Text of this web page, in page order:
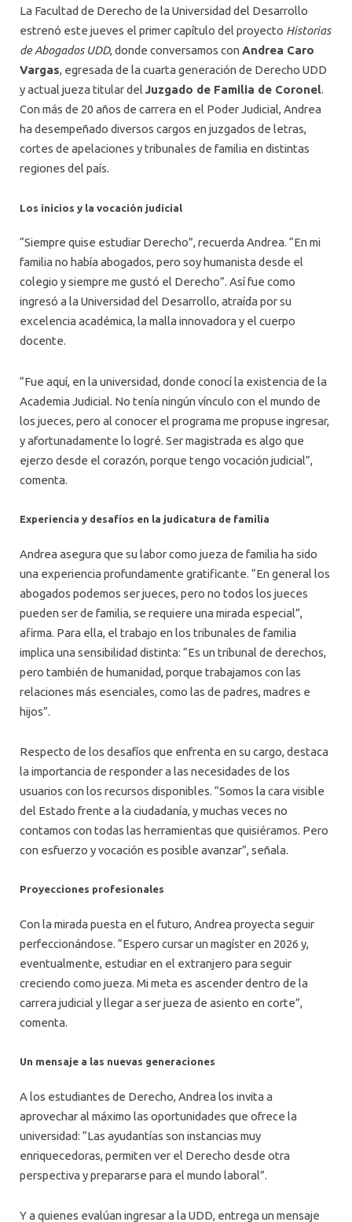
La Facultad de Derecho de la Universidad del Desarrollo
estrenó este jueves el primer capítulo del proyecto Historias
de Abogados UDD, donde conversamos con Andrea Caro
Vargas, egresada de la cuarta generación de Derecho UDD
y actual jueza titular delJuzgado de Familia de Coronel.
Con más de 20 años de carrera en el Poder Judicial, Andrea
ha desempeñado diversos cargos en juzgados de letras,
cortes de apelaciones y tribunales de familia en distintas
regiones del país.
Los inicios y la vocación judicial
“Siempre quise estudiar Derecho”, recuerda Andrea. “En mi
familia no había abogados, pero soy humanista desde el
colegio y siempre me gustó el Derecho”. Así fue como
ingresó a la Universidad del Desarrollo, atraída por su
excelencia académica, la malla innovadora y el cuerpo
docente.
“Fue aquí, en la universidad, donde conocí la existencia de la
Academia Judicial. No tenía ningún vínculo con el mundo de
los jueces, pero al conocer el programa me propuse ingresar,
y afortunadamente lo logré. Ser magistrada es algo que
ejerzo desde el corazón, porque tengo vocación judicial”,
comenta.
Experiencia y desafíos en la judicatura de familia
Andrea asegura que su labor como jueza de familia ha sido
una experiencia profundamente gratificante. “En general los
abogados podemos ser jueces, pero no todos los jueces
pueden ser de familia, se requiere una mirada especial”,
afirma. Para ella, el trabajo en los tribunales de familia
implica una sensibilidad distinta: “Es un tribunal de derechos,
pero también de humanidad, porque trabajamos con las
relaciones más esenciales, como las de padres, madres e
hijos”.
Respecto de los desafíos que enfrenta en su cargo, destaca
la importancia de responder a las necesidades de los
usuarios con los recursos disponibles. “Somos la cara visible
del Estado frente a la ciudadanía, y muchas veces no
contamos con todas las herramientas que quisiéramos. Pero
con esfuerzo y vocación es posible avanzar”, señala.
Proyecciones profesionales
Con la mirada puesta en el futuro, Andrea proyecta seguir
perfeccionándose. “Espero cursar un magíster en 2026 y,
eventualmente, estudiar en el extranjero para seguir
creciendo como jueza. Mi meta es ascender dentro de la
carrera judicial y llegar a ser jueza de asiento en corte”,
comenta.
Un mensaje a las nuevas generaciones
A los estudiantes de Derecho, Andrea los invita a
aprovechar al máximo las oportunidades que ofrece la
universidad: “Las ayudantías son instancias muy
enriquecedoras, permiten ver el Derecho desde otra
perspectiva y prepararse para el mundo laboral”.
Y a quienes evalúan ingresar a la UDD, entrega un mensaje